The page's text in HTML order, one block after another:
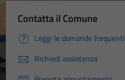
Contatta il Comune
Leggi le domande frequenti
Richiedi assistenza